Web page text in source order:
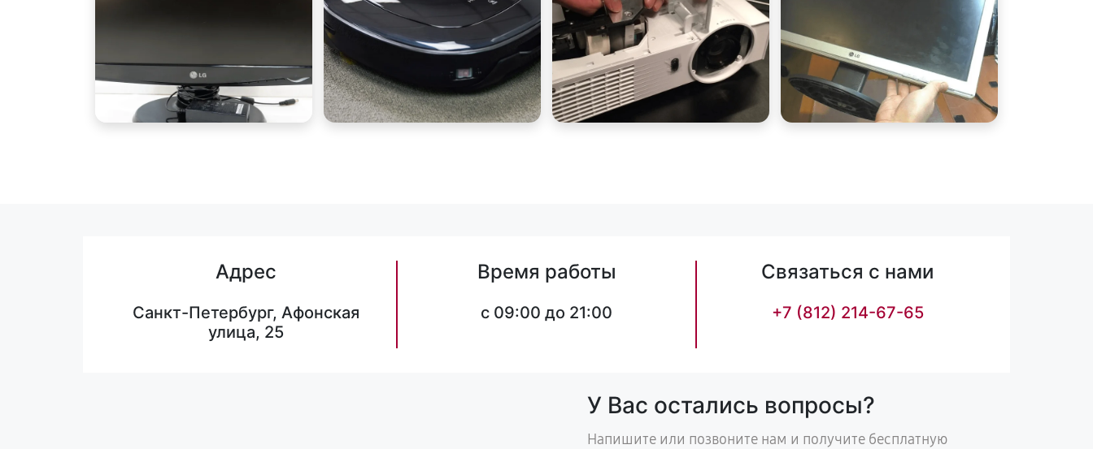
Адрес
Санкт-Петербург, Афонская
улица, 25
Время работы
c 09:00 до 21:00
Связаться с нами
+7 (812) 214-67-65
У Вас остались вопросы?
Напишите или позвоните нам и получите бесплатную